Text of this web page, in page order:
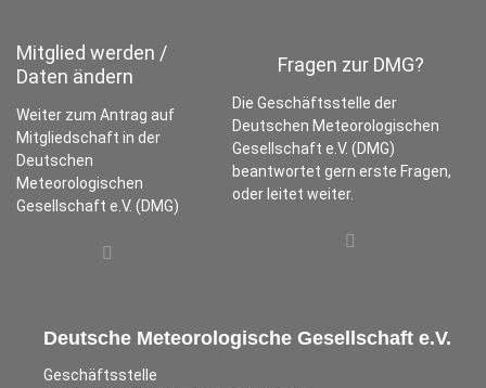
Mitglied werden /
Daten ändern
Weiter zum Antrag auf
Mitgliedschaft in der
Deutschen
Meteorologischen
Gesellschaft e.V. (DMG)
Fragen zur DMG?
Die Geschäftsstelle der
Deutschen Meteorologischen
Gesellschaft e.V. (DMG)
beantwortet gern erste Fragen,
oder leitet weiter.
Deutsche Meteorologische Gesellschaft e.V.
Geschäftsstelle